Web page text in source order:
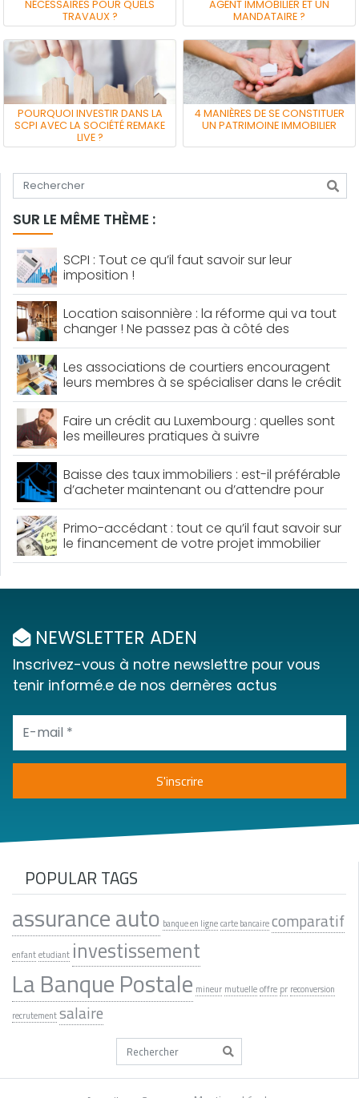
NÉCESSAIRES POUR QUELS
TRAVAUX ?
AGENT IMMOBILIER ET UN
MANDATAIRE ?
POURQUOI INVESTIR DANS LA
SCPI AVEC LA SOCIÉTÉ REMAKE
LIVE ?
4 MANIÈRES DE SE CONSTITUER
UN PATRIMOINE IMMOBILIER
Tapez votre recherche
SUR LE MÊME THÈME :
SCPI : Tout ce qu’il faut savoir sur leur
imposition !
Location saisonnière : la réforme qui va tout
changer ! Ne passez pas à côté des
dernières nouveautés
Les associations de courtiers encouragent
leurs membres à se spécialiser dans le crédit
professionnel : voici les détails
Faire un crédit au Luxembourg : quelles sont
les meilleures pratiques à suivre
Baisse des taux immobiliers : est-il préférable
d’acheter maintenant ou d’attendre pour
obtenir un meilleur crédit ?
Primo-accédant : tout ce qu’il faut savoir sur
le financement de votre projet immobilier
NEWSLETTER ADEN
Inscrivez-vous à notre newslettre pour vous
tenir informé.e de nos dernères actus
POPULAR TAGS
assurance auto banque en lignecarte bancairecomparatif
enfantetudiant investissement
La Banque Postale mineur mutuelleoffre pr reconversion
recrutementsalaire
Tapez votre recherche